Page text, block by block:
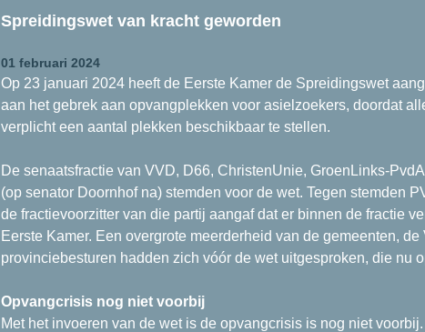
Spreidingswet van kracht geworden
01 februari 2024
Op 23 januari 2024 heeft de Eerste Kamer de Spreidingswet
aan het gebrek aan opvangplekken voor asielzoekers, doordat
verplicht een aantal plekken beschikbaar te stellen.
De senaatsfractie van VVD, D66, ChristenUnie, GroenLinks-
(op senator Doornhof na) stemden voor de wet. Tegen stemden
de fractievoorzitter van die partij aangaf dat er binnen de fractie
Eerste Kamer. Een overgrote meerderheid van de gemeenten,
provinciebesturen hadden zich vóór de wet uitgesproken, die nu
Opvangcrisis nog niet voorbij
Met het invoeren van de wet is de opvangcrisis is nog niet